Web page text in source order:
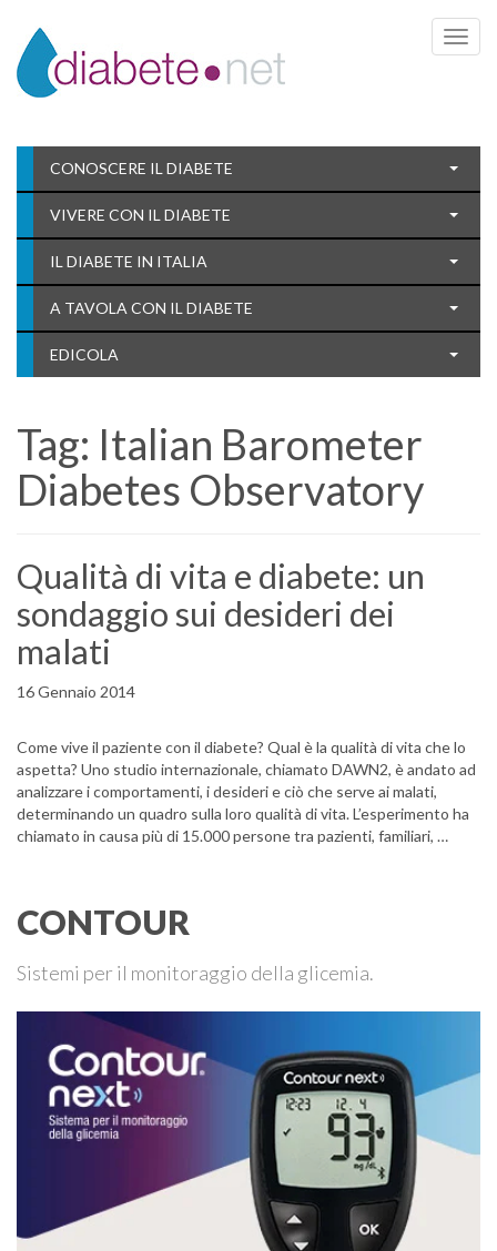
Toggle
CONOSCERE IL DIABETE
VIVERE CON IL DIABETE
IL DIABETE IN ITALIA
A TAVOLA CON IL DIABETE
EDICOLA
Tag: Italian Barometer
Diabetes Observatory
Qualità di vita e diabete: un
sondaggio sui desideri dei
malati
16 Gennaio 2014
Come vive il paziente con il diabete? Qual è la qualità di vita che lo
aspetta? Uno studio internazionale, chiamato DAWN2, è andato ad
analizzare i comportamenti, i desideri e ciò che serve ai malati,
determinando un quadro sulla loro qualità di vita. L’esperimento ha
chiamato in causa più di 15.000 persone tra pazienti, familiari, …
CONTOUR
Sistemi per il monitoraggio della glicemia.